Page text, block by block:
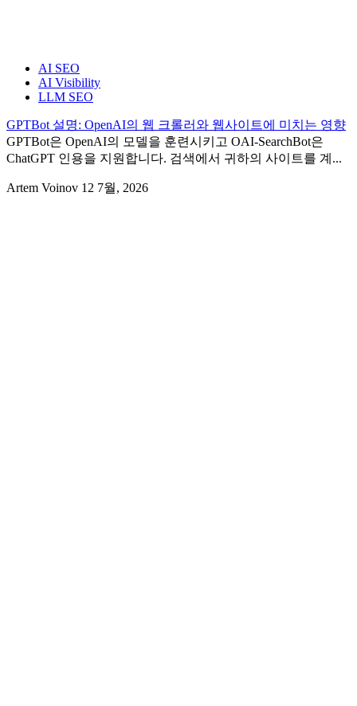
AI SEO
AI Visibility
LLM SEO
GPTBot 설명: OpenAI의 웹 크롤러와 웹사이트에 미치는 영향
GPTBot은 OpenAI의 모델을 훈련시키고 OAI-SearchBot은
ChatGPT 인용을 지원합니다. 검색에서 귀하의 사이트를 계...
Artem Voinov 12 7월, 2026